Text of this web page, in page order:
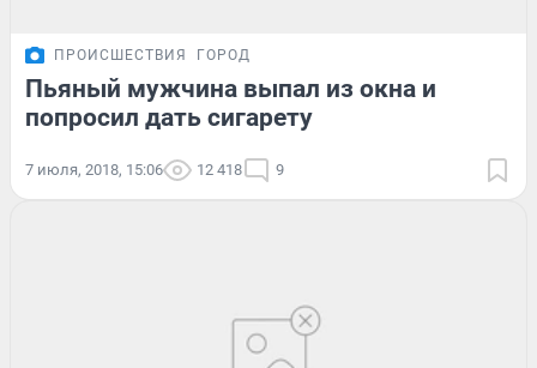
ПРОИСШЕСТВИЯ ГОРОД
Пьяный мужчина выпал из окна и
попросил дать сигарету
7 июля, 2018, 15:06 12 418 9